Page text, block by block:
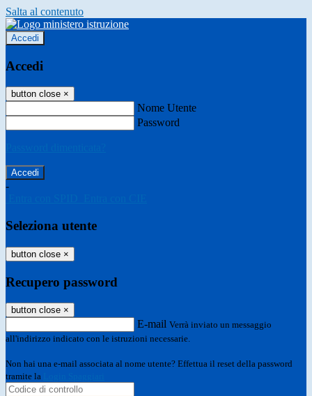
Salta al contenuto
Accedi
Accedi
button close ×
Nome Utente
Password
-
Seleziona utente
button close ×
Recupero password
button close ×
E-mail Verrà inviato un messaggio
all'indirizzo indicato con le istruzioni necessarie.
Non hai una e-mail associata al nome utente? Effettua il reset della password
tramite la